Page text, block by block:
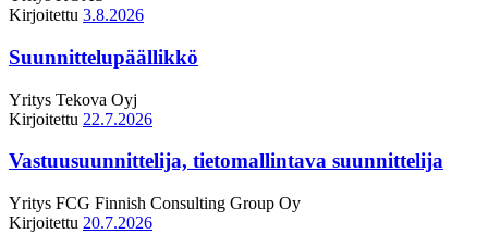
Kirjoitettu 3.8.2026
Suunnittelupäällikkö
Yritys Tekova Oyj
Kirjoitettu 22.7.2026
Vastuusuunnittelija, tietomallintava suunnittelija
Yritys FCG Finnish Consulting Group Oy
Kirjoitettu 20.7.2026